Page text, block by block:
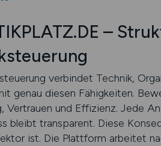
–
verbindet Technik,
genau diesen Fähigkeiten.
Vertrauen und Effizienz. Jede
bleibt transparent. Diese
ist. Die Plattform arbeitet